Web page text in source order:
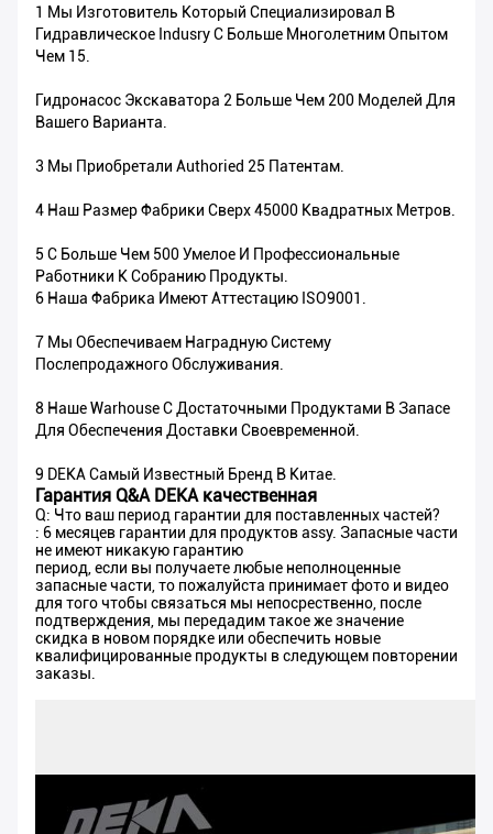
1 Мы Изготовитель Который Специализировал В
Гидравлическое Indusry С Больше Многолетним Опытом
Чем 15.
Гидронасос Экскаватора 2 Больше Чем 200 Моделей Для
Вашего Варианта.
3 Мы Приобретали Authoried 25 Патентам.
4 Наш Размер Фабрики Сверх 45000 Квадратных Метров.
5 С Больше Чем 500 Умелое И Профессиональные
Работники К Собранию Продукты.
6 Наша Фабрика Имеют Аттестацию ISO9001.
7 Мы Обеспечиваем Наградную Систему
Послепродажного Обслуживания.
8 Наше Warhouse С Достаточными Продуктами В Запасе
Для Обеспечения Доставки Своевременной.
9 DEKA Самый Известный Бренд В Китае.
Гарантия Q&A DEKA качественная
Q: Что ваш период гарантии для поставленных частей?
: 6 месяцев гарантии для продуктов assy. Запасные части
не имеют никакую гарантию
период, если вы получаете любые неполноценные
запасные части, то пожалуйста принимает фото и видео
для того чтобы связаться мы непосрественно, после
подтверждения, мы передадим такое же значение
скидка в новом порядке или обеспечить новые
квалифицированные продукты в следующем повторении
заказы.